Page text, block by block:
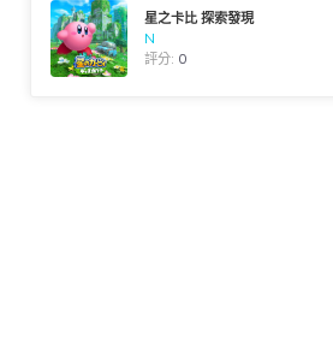
星之卡比 探索發現
N
評分: 0